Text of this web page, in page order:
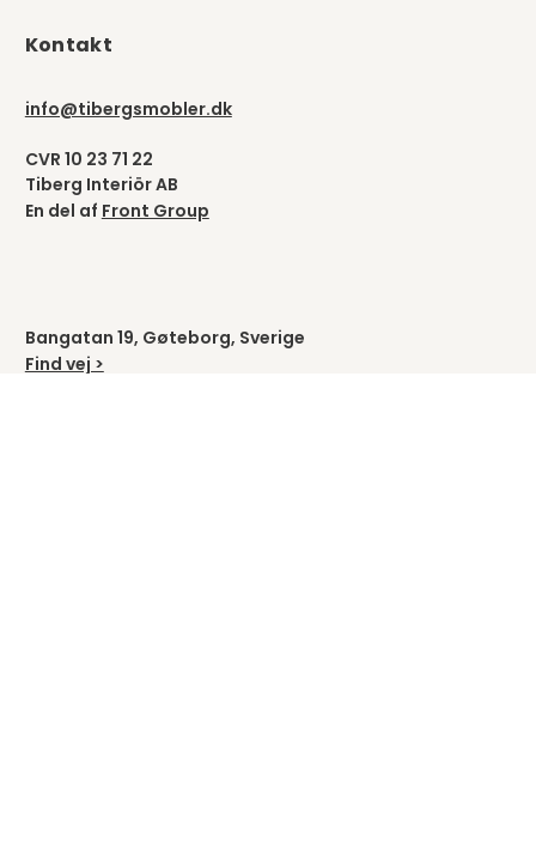
Kontakt
info@tibergsmobler.dk
CVR 10 23 71 22
Tiberg Interiör AB
En del af Front Group
Bangatan 19, Gøteborg, Sverige
Find vej >